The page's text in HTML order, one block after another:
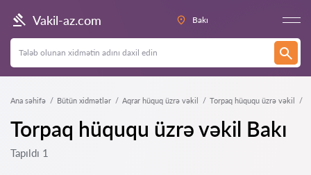
Vakil-az.com Bakı
Ana səhifə Bütün xidmətlər Aqrar hüquq üzrə vəkil Torpaq hüququ üzrə vəkil
Torpaq hüququ üzrə vəkil Bakı
Tapıldı 1